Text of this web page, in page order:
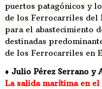
puertos patagónicos y
de los Ferrocarriles del
para el abastecimiento
destinadas
de los Ferrocarriles en
♦ Julio Pérez Serrano y
La salida marítima en